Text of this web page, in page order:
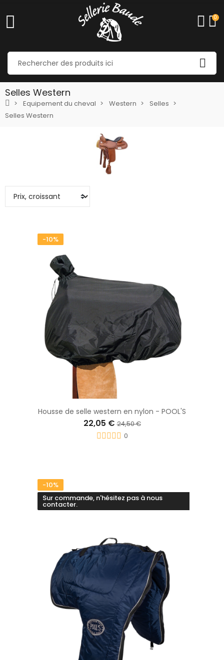
0
Selles Western
Equipement du cheval Western
Selles
Selles Western
-10%
Housse de selle western en nylon - POOL'S
22,05 €24,50 €
0
-10%
Sur commande, n'hésitez pas à nous
contacter.